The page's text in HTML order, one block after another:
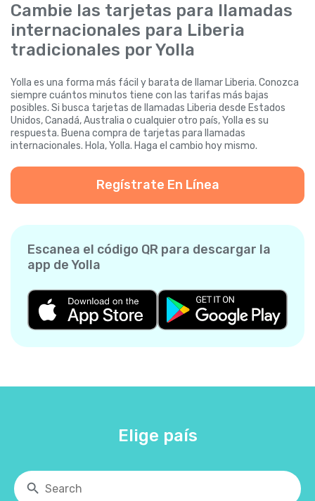
Cambie las tarjetas para llamadas
internacionales para Liberia
tradicionales por Yolla
Yolla es una forma más fácil y barata de llamar Liberia. Conozca
siempre cuántos minutos tiene con las tarifas más bajas
posibles. Si busca tarjetas de llamadas Liberia desde Estados
Unidos, Canadá, Australia o cualquier otro país, Yolla es su
respuesta. Buena compra de tarjetas para llamadas
internacionales. Hola, Yolla. Haga el cambio hoy mismo.
Regístrate En Línea
Escanea el código QR para descargar la
app de Yolla
Elige país